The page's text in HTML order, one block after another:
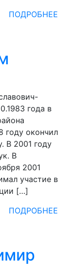
ПОДРОБНЕЕ
года в
году окончил
В 2001 году
В
2001
участие в
[…]
ПОДРОБНЕЕ